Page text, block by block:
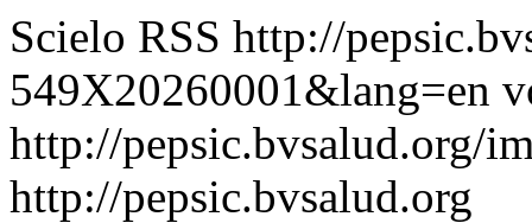
Scielo RSS http://
549X20260001&lang=en
http://pepsic.bvsalud.org/
http://pepsic.bvsalud.org